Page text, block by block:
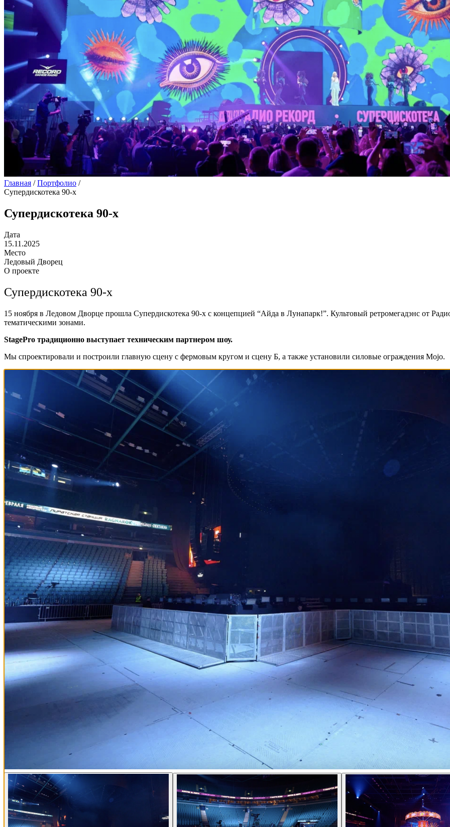
Главная / Портфолио /
Супердискотека 90-х
Супердискотека 90-х
Дата
15.11.2025
Место
Ледовый Дворец
О проекте
Супердискотека 90-х
15 ноября в Ледовом Дворце прошла Супердискотека 90-х с концепцией “Айда в Лунапарк!”. Культовый ретромегадэнс от
тематическими зонами.
StagePro традиционно выступает техническим партнером шоу.
Мы спроектировали и построили главную сцену с фермовым кругом и сцену Б, а также установили силовые ограждения Mojo.